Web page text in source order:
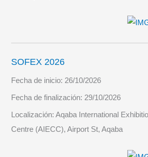
SOFEX 2026
Fecha de inicio:26/10/2026
Fecha de finalización:29/10/2026
Localización:Aqaba International
Centre (AIECC), Airport St, Aqaba